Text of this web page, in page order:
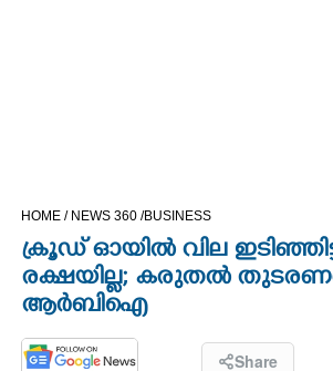
CINEMA
OPINION
PHOTOS
HOME / NEWS 360 /BUSINESS
ക്രൂഡ് ഓയില്‍ വില
രക്ഷയില്ല; കരുതല്‍
ആര്‍ബിഐ
Share